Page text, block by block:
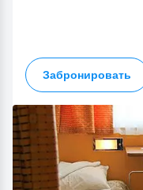
Забронировать